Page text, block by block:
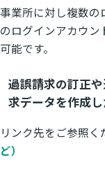
事業所に対し複数の
のログインアカウ
可能です。
過誤請求の訂正
求データを作成し
リンク先をご参照
ど）